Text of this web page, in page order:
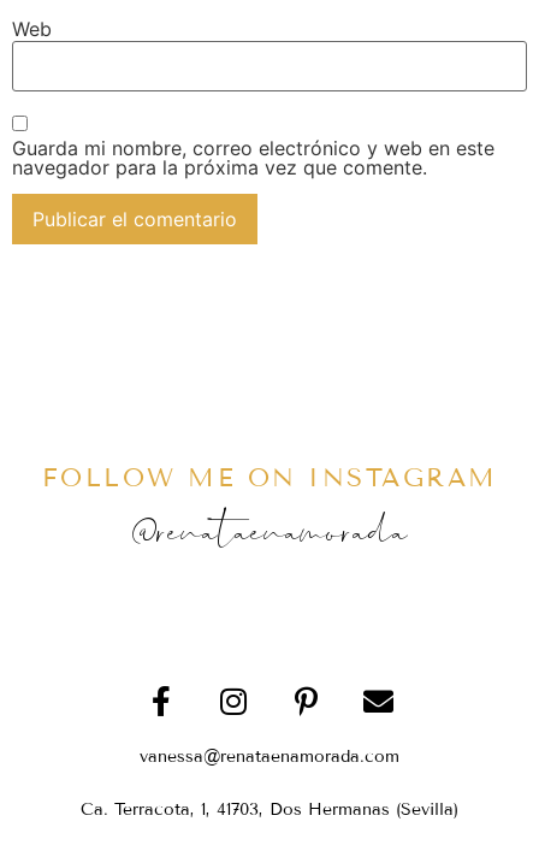
Web
Guarda mi nombre, correo electrónico y web en este
navegador para la próxima vez que comente.
FOLLOW ME ON INSTAGRAM
@renataenamorada
vanessa@renataenamorada.com
Ca. Terracota, 1, 41703, Dos Hermanas (Sevilla)